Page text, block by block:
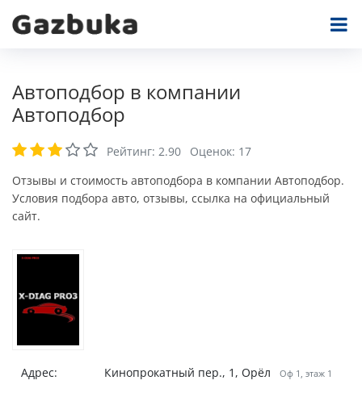
Автоподбор в компании
Автоподбор
Рейтинг: 2.90 Оценок: 17
Отзывы и стоимость автоподбора в компании Автоподбор.
Условия подбора авто, отзывы, ссылка на официальный
сайт.
Адрес: Кинопрокатный пер., 1, Орёл Оф 1, этаж 1